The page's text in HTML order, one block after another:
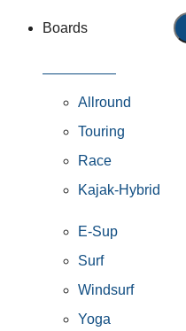
Boards
Allround
Touring
Race
Kajak-Hybrid
E-Sup
Surf
Windsurf
Yoga